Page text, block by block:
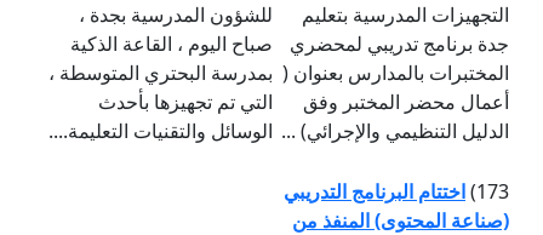
التجهيزات المدرسية بتعليم
جدة برنامج تدريبي لمحضري
المختبرات بالمدارس بعنوان (
أعمال محضر المختبر وفق
الدليل التنظيمي والإجرائي) ...
للشؤون المدرسية بجدة ،
صباح اليوم ، القاعة الذكية
بمدرسة البحتري المتوسطة ،
التي تم تجهيزها بأحدث
الوسائل والتقنيات التعليمة....
173) اختتام البرنامج التدريبي
(صناعة المحتوى) المنفذ من